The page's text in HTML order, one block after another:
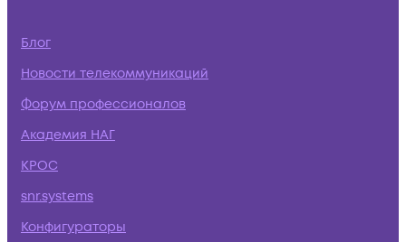
Блог
Новости телекоммуникаций
Форум профессионалов
Академия НАГ
КРОС
snr.systems
Конфигураторы